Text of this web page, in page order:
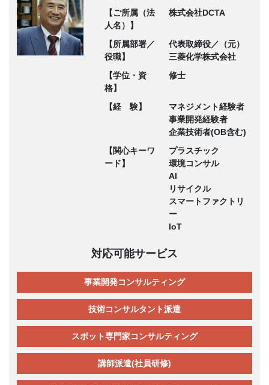
【ご所属（法
人名）】
株式会社DCTA
【所属部署／
役職】
代表取締役／（元）
三菱化学株式会社
【学位・資
格】
修士
【経 験】
マネジメント経験者
事業開発経験者
企業技術者(OB含む)
【関心キーワ
ード】
プラスチック
環境コンサル
AI
リサイクル
スマートファクトリ
ー
IoT
対応可能サービス
事業開発コンサルティング
技術コンサルタント派遣
スポット専門家コンサルティング
講師派遣(社員研修)